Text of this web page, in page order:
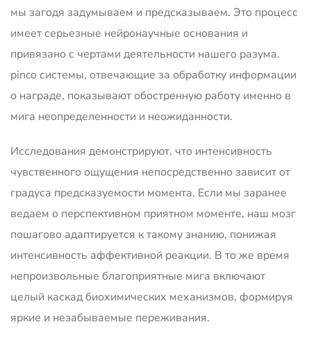
мы загодя задумываем и предсказываем. Это процесс
имеет серьезные нейронаучные основания и
привязано с чертами деятельности нашего разума.
pinco системы, отвечающие за обработку информации
о награде, показывают обостренную работу именно в
мига неопределенности и неожиданности.
Исследования демонстрируют, что интенсивность
чувственного ощущения непосредственно зависит от
градуса предсказуемости момента. Если мы заранее
ведаем о перспективном приятном моменте, наш мозг
пошагово адаптируется к такому знанию, понижая
интенсивность аффективной реакции. В то же время
непроизвольные благоприятные мига включают
целый каскад биохимических механизмов, формируя
яркие и незабываемые переживания.